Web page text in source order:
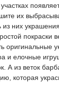
их
из них
покраски
оригинальные
и елочные
А из веток
которая